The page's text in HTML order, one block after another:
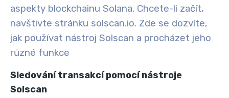
aspekty blockchainu Solana. Chcete-li začít,
navštivte stránku solscan.io. Zde se dozvíte,
jak používat nástroj Solscan a procházet jeho
různé funkce
Sledování transakcí pomocí nástroje
Solscan